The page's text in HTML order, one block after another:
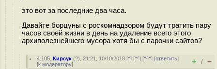
это вот за последние два часа.
Давайте борцуны с роскомнадзором будут тратить пару
часов своей жизни в день на удаление всего этого
архиполезнейшего мусора хотя бы с парочки сайтов?
4.105 ,Кирсук (?), 21:21, 10/10/2018 [^] [^^] [^^^] [ответить]
[к модератору] + / –